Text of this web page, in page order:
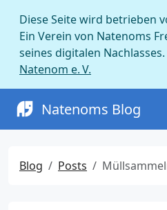
Diese Seite wird betrieben
Ein Verein von Natenoms
seines digitalen
Natenom e. V.
Natenoms Blog
Blog Posts Müllsammeln #22/2020 –